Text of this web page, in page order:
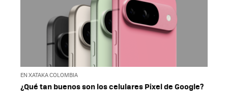
EN XATAKA COLOMBIA
¿Qué tan buenos son los celulares Pixel de Google?